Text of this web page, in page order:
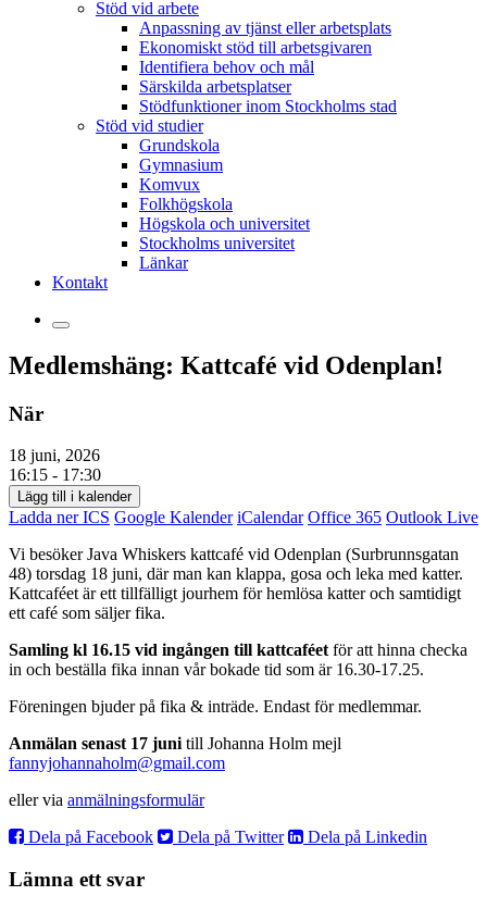
Stöd vid arbete
Anpassning av tjänst eller arbetsplats
Ekonomiskt stöd till arbetsgivaren
Identifiera behov och mål
Särskilda arbetsplatser
Stödfunktioner inom Stockholms stad
Stöd vid studier
Grundskola
Gymnasium
Komvux
Folkhögskola
Högskola och universitet
Stockholms universitet
Länkar
Kontakt
Medlemshäng: Kattcafé vid Odenplan!
När
18 juni, 2026
16:15 - 17:30
Lägg till i kalender
Ladda ner ICS Google Kalender iCalendar Office 365 Outlook Live
Vi besöker Java Whiskers kattcafé vid Odenplan (Surbrunnsgatan
48) torsdag 18 juni, där man kan klappa, gosa och leka med katter.
Kattcaféet är ett tillfälligt jourhem för hemlösa katter och samtidigt
ett café som säljer fika.
Samling kl 16.15 vid ingången till kattcaféetför att hinna checka
in och beställa fika innan vår bokade tid som är 16.30-17.25.
Föreningen bjuder på fika & inträde. Endast för medlemmar.
Anmälan senast 17 junitill Johanna Holm mejl
fannyjohannaholm@gmail.com
eller via anmälningsformulär
Dela på Facebook
Dela på Twitter Dela på Linkedin
Lämna ett svar